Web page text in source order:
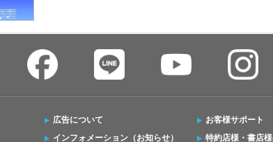
広告について
インフォメーション（お知らせ）
お客様サポート
特約店様・書店